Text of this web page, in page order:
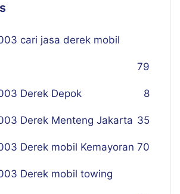
cari jasa derek mobil
79
Derek Depok 8
Derek Menteng Jakarta 35
Derek mobil Kemayoran 70
Derek mobil towing